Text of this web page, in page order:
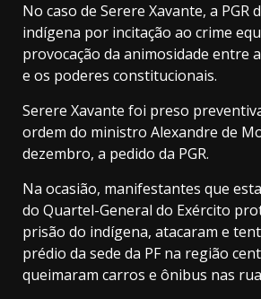
No caso de Serere Xavante, a PGR
indígena por incitação ao crime
provocação da animosidade entre
e os poderes constitucionais.
Serere Xavante foi preso
ordem do ministro Alexandre de
dezembro, a pedido da PGR.
Na ocasião, manifestantes que
do Quartel-General do Exército
prisão do indígena, atacaram e
prédio da sede da PF na região
queimaram carros e ônibus nas